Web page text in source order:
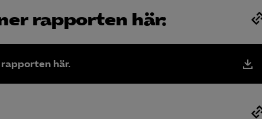
rapporten här:
här.